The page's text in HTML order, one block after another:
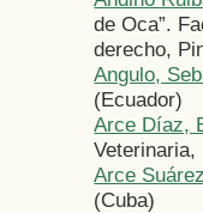
de Oca”.
derecho,
Angulo,
(Ecuador)
Arce Díaz,
Veterinaria,
Arce
(Cuba)